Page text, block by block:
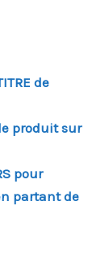
de
produit sur
pour
partant de